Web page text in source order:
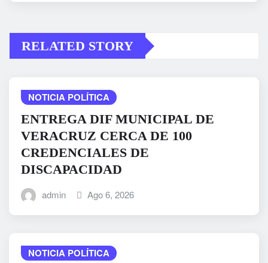
RELATED STORY
NOTICIA POLÍTICA
ENTREGA DIF MUNICIPAL DE
VERACRUZ CERCA DE 100
CREDENCIALES DE
DISCAPACIDAD
admin Ago 6, 2026
NOTICIA POLÍTICA